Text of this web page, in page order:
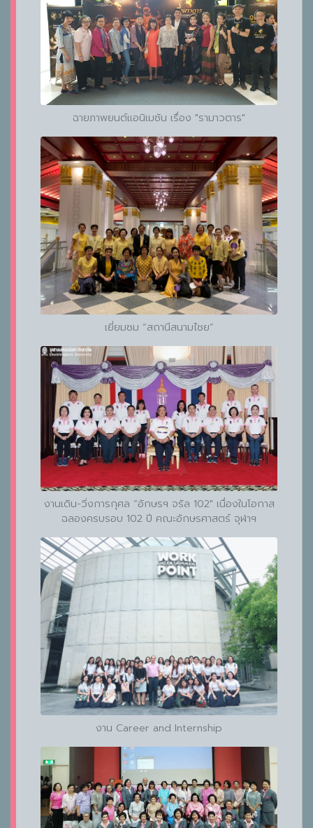
ฉายภาพยนต์แอนิเมชัน เรื่อง "รามาวตาร"
เยี่ยมชม “สถานีสนามไชย”
งานเดิน-วิ่งการกุศล “อักษรฯ จรัล 102" เนื่องในโอกาส
ฉลองครบรอบ 102 ปี คณะอักษรศาสตร์ จุฬาฯ
งาน Career and Internship